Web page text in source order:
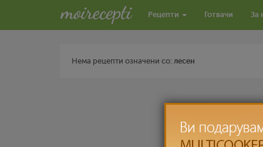
Рецепти Готвачи За
Нема рецепти означени со: лесен